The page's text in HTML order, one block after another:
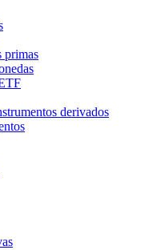
primas
derivados